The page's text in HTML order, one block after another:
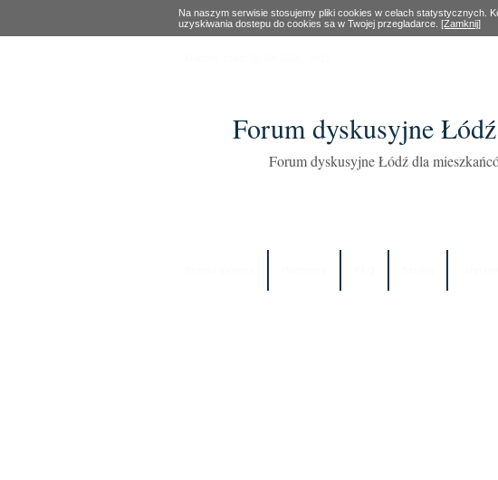
Na naszym serwisie stosujemy pliki cookies w celach statystycznych.
uzyskiwania dostepu do cookies sa w Twojej przegladarce. [Zamknij]
Forum dyskusyjne
Forum dyskusyjne Łódź dla